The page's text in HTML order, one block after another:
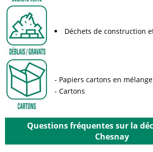
Déchets de construction
Papiers cartons en
Cartons
Questions fréquentes sur la
Chesnay